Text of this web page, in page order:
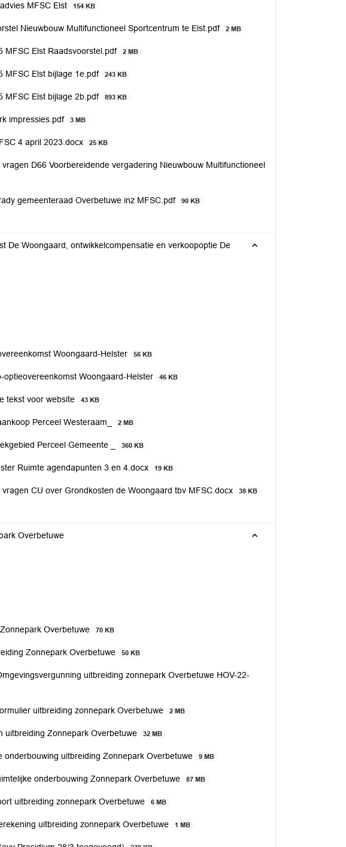
MFSC Elst 154 KB
Nieuwbouw Multifunctioneel Sportcentrum te Elst.pdf 2 MB
MFSC Elst Raadsvoorstel.pdf 2 MB
MFSC Elst bijlage 1e.pdf 243 KB
MFSC Elst bijlage 2b.pdf 893 KB
impressies.pdf 3 MB
4 april 2023.docx 25 KB
D66 Voorbereidende vergadering Nieuwbouw Multifunctioneel
gemeenteraad Overbetuwe inz MFSC.pdf 90 KB
De Woongaard, ontwikkelcompensatie en verkoopoptie De
Woongaard-Helster
56 KB
Woongaard-Helster 46 KB
tekst voor website 43 KB
Perceel Westeraam_ 2 MB
Perceel Gemeente _ 360 KB
Ruimte agendapunten 3 en 4.docx 19 KB
CU over Grondkosten de Woongaard tbv MFSC.docx 38 KB
Overbetuwe
Overbetuwe
70 KB
Zonnepark Overbetuwe 50 KB
uitbreiding zonnepark Overbetuwe HOV-22-
uitbreiding zonnepark Overbetuwe 2 MB
uitbreiding Zonnepark Overbetuwe 32 MB
onderbouwing uitbreiding Zonnepark Overbetuwe 9 MB
onderbouwing Zonnepark Overbetuwe 87 MB
uitbreiding zonnepark Overbetuwe 6 MB
uitbreiding zonnepark Overbetuwe 1 MB